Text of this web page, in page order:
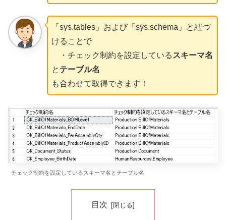
「sys.tables」および「sys.schema」と紐づ
けることで
・チェック制約を設定している スキーマ名
と テーブル名
も合わせて取得できます！
チェック制約を設定しているスキーマ名とテーブル名
目次